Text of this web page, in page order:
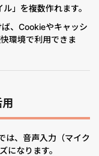
」を複数作れます。
、Cookieやキャッシ
環境で利用できま
は、音声入力（マイク
になります。